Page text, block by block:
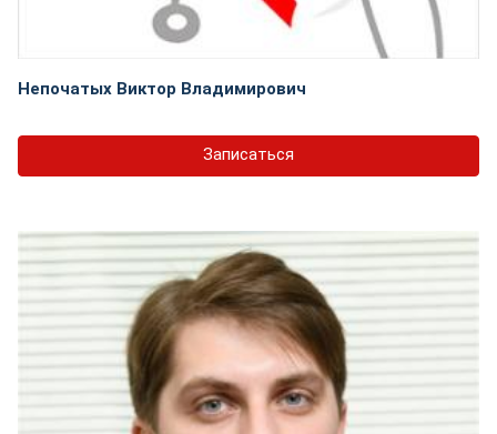
Непочатых Виктор Владимирович
Записаться